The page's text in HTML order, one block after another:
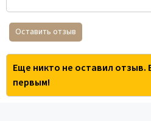
Оставить отзыв
Еще никто не оставил
первым!